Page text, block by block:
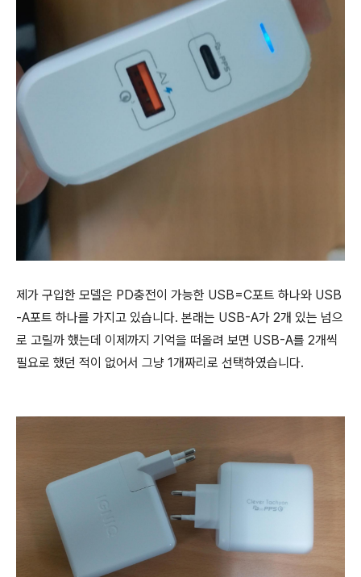
제가 구입한 모델은 PD충전이 가능한 USB=C포트 하나와 USB
-A포트 하나를 가지고 있습니다. 본래는 USB-A가 2개 있는 넘으
로 고릴까 했는데 이제까지 기억을 떠올려 보면 USB-A를 2개씩
필요로 했던 적이 없어서 그냥 1개짜리로 선택하였습니다.